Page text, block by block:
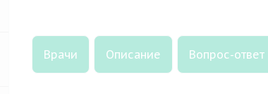
Врачи Описание Вопрос-ответ